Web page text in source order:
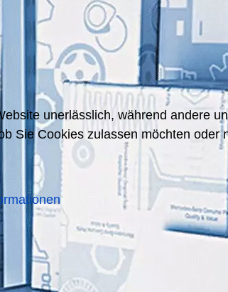
unerlässlich, während andere
Cookies zulassen möchten oder